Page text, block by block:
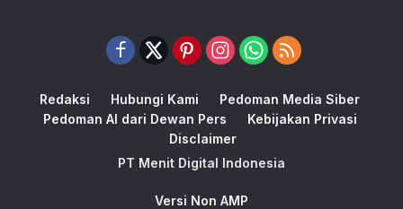
Redaksi Hubungi Kami
Pedoman Media Siber
Pedoman AI dari Dewan Pers
Kebijakan Privasi
Disclaimer
PT Menit Digital Indonesia
Versi Non AMP